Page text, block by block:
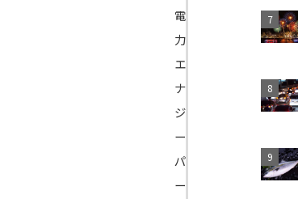
電
力
エ
ナ
ジ
ー
パ
ー